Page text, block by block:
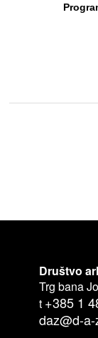
Društvo
Trg bana
t +385 1
daz@d-